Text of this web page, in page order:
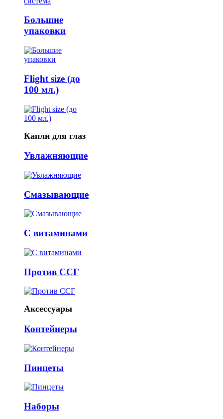
Большие
упаковки
Flight size (до
100 мл.)
Капли для глаз
Увлажняющие
Смазывающие
С витаминами
Против ССГ
Аксессуары
Контейнеры
Пинцеты
Наборы